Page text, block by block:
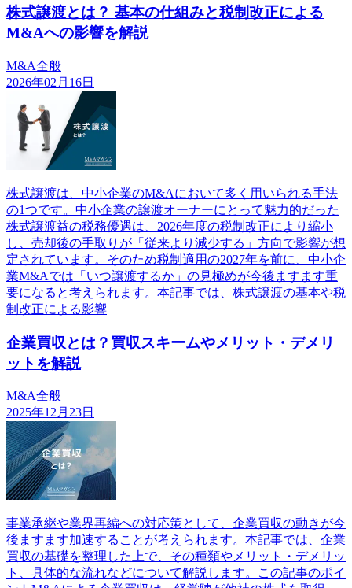
株式譲渡とは？ 基本の仕組みと税制改正による
M&Aへの影響を解説
M&A全般
2026年02月16日
株式譲渡は、中小企業のM&Aにおいて多く用いられる手法
の1つです。中小企業の譲渡オーナーにとって魅力的だった
株式譲渡益の税務優遇は、2026年度の税制改正により縮小
し、売却後の手取りが「従来より減少する」方向で影響が想
定されています。そのため税制適用の2027年を前に、中小企
業M&Aでは「いつ譲渡するか」の見極めが今後ますます重
要になると考えられます。本記事では、株式譲渡の基本や税
制改正による影響
企業買収とは？買収スキームやメリット・デメリ
ットを解説
M&A全般
2025年12月23日
事業承継や業界再編への対応策として、企業買収の動きが今
後ますます加速することが考えられます。本記事では、企業
買収の基礎を整理した上で、その種類やメリット・デメリッ
ト、具体的な流れなどについて解説します。この記事のポイ